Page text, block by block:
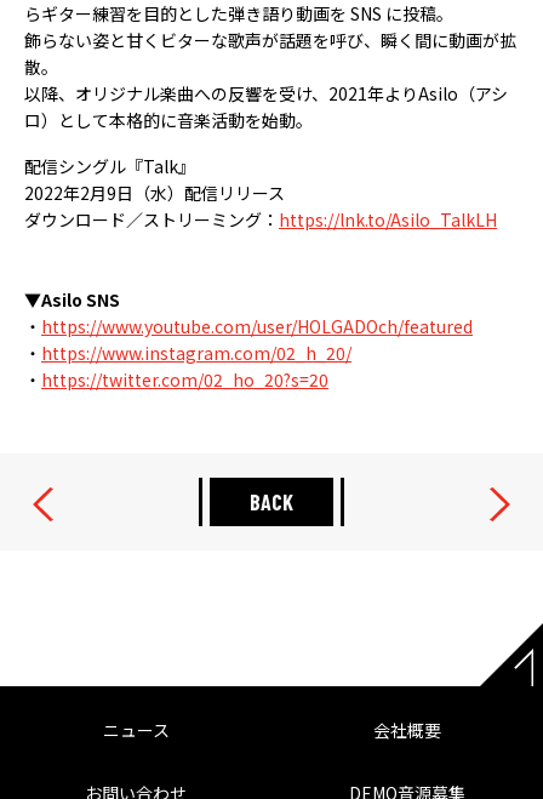
らギター練習を目的とした弾き語り動画を SNS に投稿。
飾らない姿と甘くビターな歌声が話題を呼び、瞬く間に動画が拡
散。
以降、オリジナル楽曲への反響を受け、2021年よりAsilo（アシ
ロ）として本格的に音楽活動を始動。
配信シングル『Talk』
2022年2月9日（水）配信リリース
ダウンロード／ストリーミング： https://lnk.to/Asilo_TalkLH
▼Asilo SNS
・ https://www.youtube.com/user/HOLGADOch/featured
・ https://www.instagram.com/02_h_20/
・ https://twitter.com/02_ho_20?s=20
BACK
ニュース 会社概要
お問い合わせ DEMO音源募集